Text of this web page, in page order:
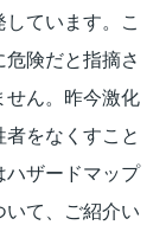
ています。こ
険だと指摘さ
せん。昨今激化
をなくすこと
ハザードマップ
いて、ご紹介い